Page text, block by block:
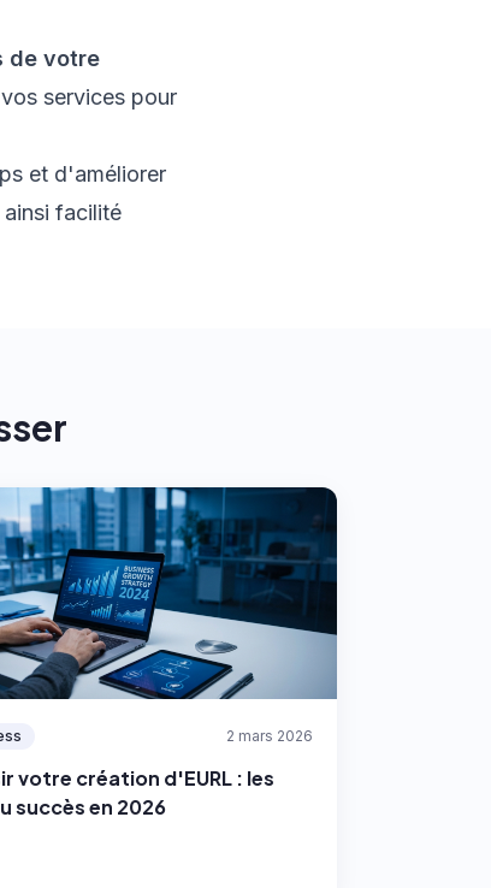
de votre
services pour
et d'améliorer
facilité
2 mars 2026
votre création d'EURL : les
succès en 2026